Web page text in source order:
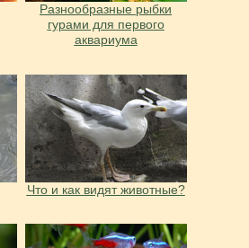
Разнообразные рыбки
гурами для первого
аквариума
Что и как видят животные?